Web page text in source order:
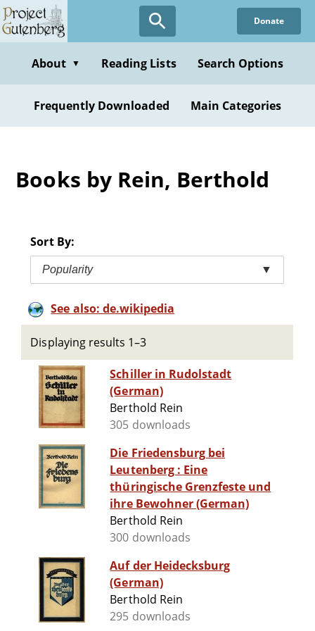
Skip
to
content
Donate
About ▼ Reading Lists Search Options
Frequently Downloaded Main Categories
Books by Rein, Berthold
Sort By:
Popularity ▼
See also: de.wikipedia
Displaying results 1–3
Schiller in Rudolstadt
(German)
Berthold Rein
305 downloads
Die Friedensburg bei
Leutenberg : Eine
thüringische Grenzfeste und
ihre Bewohner (German)
Berthold Rein
300 downloads
Auf der Heidecksburg
(German)
Berthold Rein
295 downloads